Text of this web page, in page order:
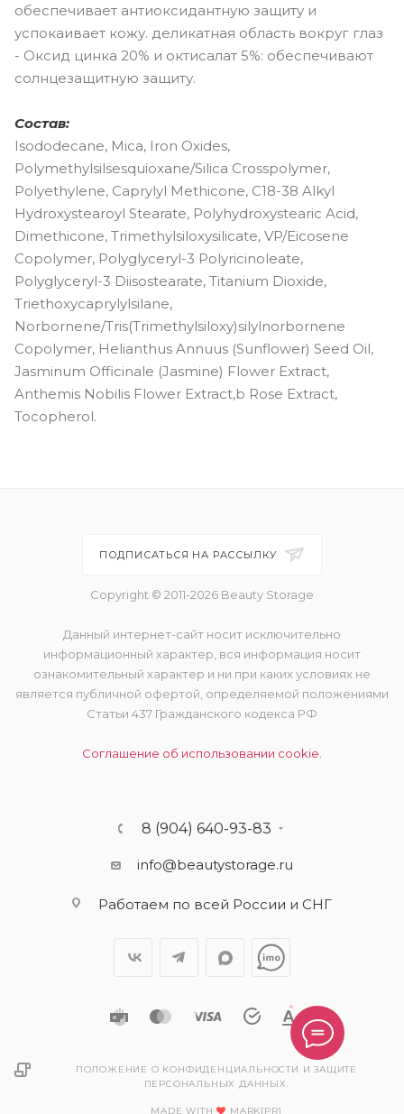
обеспечивает антиоксидантную защиту и
успокаивает кожу. деликатная область вокруг глаз
- Оксид цинка 20% и октисалат 5%: обеспечивают
солнцезащитную защиту.
Состав:
Isododecane, Mica, Iron Oxides,
Polymethylsilsesquioxane/Silica Crosspolymer,
Polyethylene, Caprylyl Methicone, C18-38 Alkyl
Hydroxystearoyl Stearate, Polyhydroxystearic Acid,
Dimethicone, Trimethylsiloxysilicate, VP/Eicosene
Copolymer, Polyglyceryl-3 Polyricinoleate,
Polyglyceryl-3 Diisostearate, Titanium Dioxide,
Triethoxycaprylylsilane,
Norbornene/Tris(Trimethylsiloxy)silylnorbornene
Copolymer, Helianthus Annuus (Sunflower) Seed Oil,
Jasminum Officinale (Jasmine) Flower Extract,
Anthemis Nobilis Flower Extract,b Rose Extract,
Tocopherol.
ПОДПИСАТЬСЯ НА РАССЫЛКУ
Copyright © 2011-2026 Beauty Storage
Данный интернет-сайт носит исключительно
информационный характер, вся информация носит
ознакомительный характер и ни при каких условиях не
является публичной офертой, определяемой положениями
Статьи 437 Гражданского кодекса РФ
Соглашение об использовании cookie.
8 (904) 640-93-83
info@beautystorage.ru
Работаем по всей России и СНГ
ПОЛОЖЕНИЕ О КОНФИДЕНЦИАЛЬНОСТИ И ЗАЩИТЕ
ПЕРСОНАЛЬНЫХ ДАННЫХ.
MADE WITH MARK[PR]